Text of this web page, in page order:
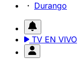
Durango
TV EN VIVO